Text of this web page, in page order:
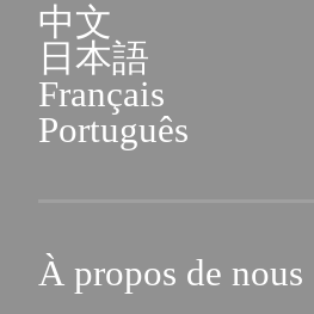
中文
日本語
Français
Português
À propos de nous